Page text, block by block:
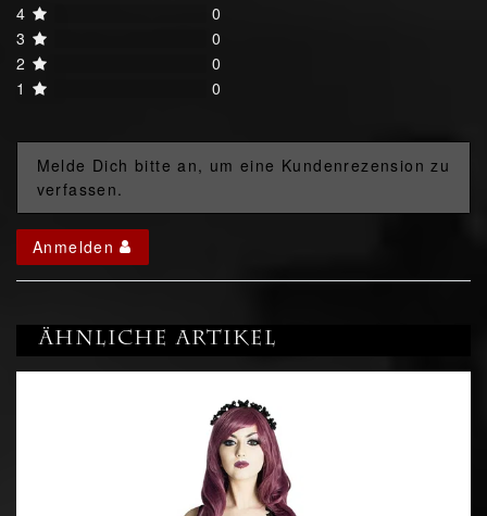
4
0
3
0
2
0
1
0
Melde Dich bitte an, um eine Kundenrezension zu
verfassen.
Anmelden
Ähnliche Artikel